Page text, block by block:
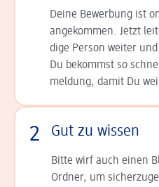
Deine Bewerbung ist
angekommen. Jetzt
dige Person weiter
Du bekommst so
meldung, damit Du
2 Gut zu wissen
Bitte wirf auch einen
Ordner, um